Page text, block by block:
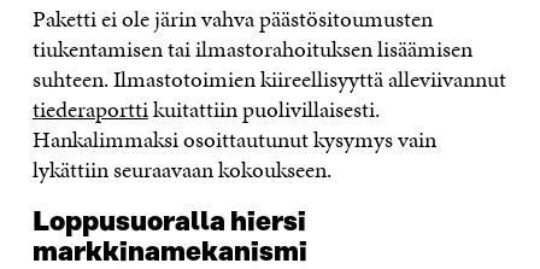
Paketti ei ole järin vahva päästösitoumusten
tiukentamisen tai ilmastorahoituksen lisäämisen
suhteen. Ilmastotoimien kiireellisyyttä alleviivannut
tiederaporttikuitattiin puolivillaisesti.
Hankalimmaksi osoittautunut kysymys vain
lykättiin seuraavaan kokoukseen.
Loppusuoralla hiersi
markkinamekanismi